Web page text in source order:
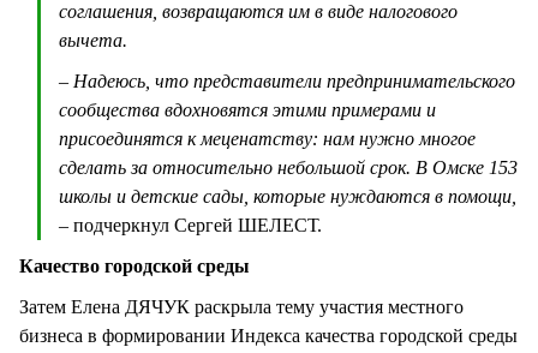
соглашения, возвращаются им в виде налогового
вычета.
– Надеюсь, что представители предпринимательского
сообщества вдохновятся этими примерами и
присоединятся к меценатству: нам нужно многое
сделать за относительно небольшой срок. В Омске 153
школы и детские сады, которые нуждаются в помощи,
– подчеркнул Сергей ШЕЛЕСТ.
Качество городской среды
Затем Елена ДЯЧУК раскрыла тему участия местного
бизнеса в формировании Индекса качества городской среды